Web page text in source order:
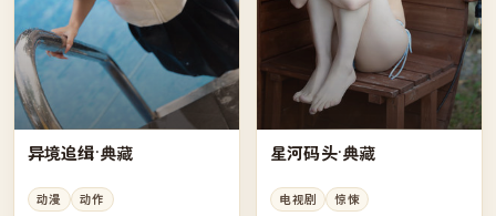
异境追缉·典藏
动漫 动作
星河码头·典藏
电视剧 惊悚